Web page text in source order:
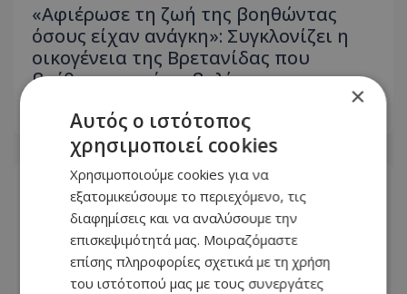
«Αφιέρωσε τη ζωή της βοηθώντας
όσους είχαν ανάγκη»: Συγκλονίζει η
οικογένεια της Βρετανίδας που
βρέθηκε νεκρή σε βαλίτσα
06.08.2026 - 22:54
×
Αυτός ο ιστότοπος
χρησιμοποιεί cookies
Χρησιμοποιούμε cookies για να
εξατομικεύσουμε το περιεχόμενο, τις
διαφημίσεις και να αναλύσουμε την
επισκεψιμότητά μας. Μοιραζόμαστε
επίσης πληροφορίες σχετικά με τη χρήση
του ιστότοπού μας με τους συνεργάτες